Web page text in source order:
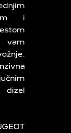
i
vam
dizel